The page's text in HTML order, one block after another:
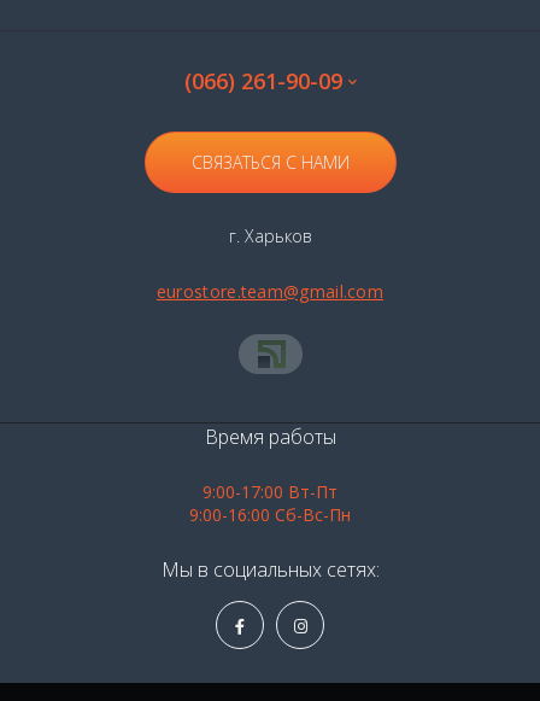
(066) 261-90-09
СВЯЗАТЬСЯ С НАМИ
г. Харьков
eurostore.team@gmail.com
Время работы
9:00-17:00 Вт-Пт
9:00-16:00 Сб-Вс-Пн
Мы в социальных сетях: